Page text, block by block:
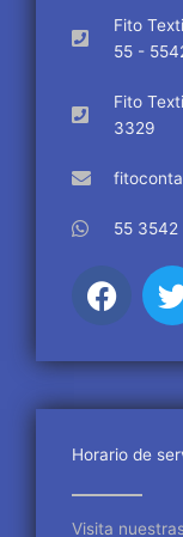
Fito
55 -
Fito
3329
55 3542
F
a
e
b
o
k
t
t
r
Horario de
Visita